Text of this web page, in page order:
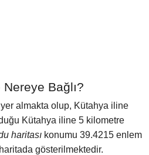
Bağlı?
almakta olup, Kütahya iline
Kütahya iline 5 kilometre
haritası konumu 39.4215 enlem
gösterilmektedir.